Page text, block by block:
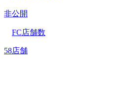
非公開
FC店舗数
58店舗